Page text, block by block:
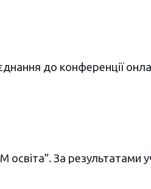
до конференції
За результатами